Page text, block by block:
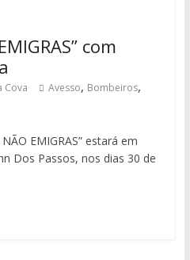
com
Cova Avesso, Bombeiros,
EMIGRAS” estará em
Dos Passos, nos dias 30 de